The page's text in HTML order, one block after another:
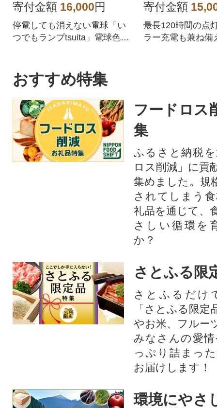
寄付金額 16,000円
停電しても消えない電球「い
つでもランプtsuita」電球色2
寄付金額
最長120時間の点
ラー充電も兼ね備
おすすめ特集
フードロス
集
ふるさと納税
ロス削減」に貢
集めました。規
されてしまう
礼品を通じて、
さしい循環を
か？​
さとふる限
さとふるだけ
「さとふる限
やお米、フルー
みなさんの愛
っぷり詰まっ
お届けします！
環境にやさ